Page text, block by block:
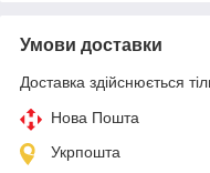
Умови доставки
Доставка здійснюється
Нова Пошта
Укрпошта